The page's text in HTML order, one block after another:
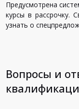
Предусмотрена
курсы в рассрочку.
узнать о
Вопросы и